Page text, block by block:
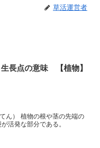
草活運営者
長点の意味 【植物】
ん） 植物の根や茎の先端の
活発な部分である。